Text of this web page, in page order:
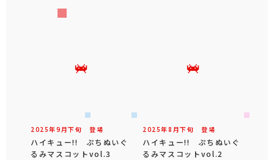
2025年9 月下旬 登場
ハイキュー!! ぷちぬいぐ
るみマスコットvol.3
2025年8 月下旬 登場
ハイキュー!! ぷちぬいぐ
るみマスコットvol.2